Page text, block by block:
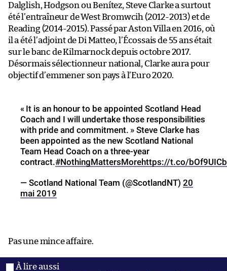
Dalglish, Hodgson ou Benítez, Steve Clarke a surtout
été l’entraîneur de West Bromwcih (2012-2013) et de
Reading (2014-2015). Passé par Aston Villa en 2016, où
il a été l’adjoint de Di Matteo, l’Écossais de 55 ans était
sur le banc de Kilmarnock depuis octobre 2017.
Désormais sélectionneur national, Clarke aura pour
objectif d’emmener son pays à l’Euro 2020.
« It is an honour to be appointed Scotland Head
Coach and I will undertake those responsibilities
with pride and commitment. » Steve Clarke has
been appointed as the new Scotland National
Team Head Coach on a three-year
contract.#NothingMattersMorehttps://t.co/
— Scotland National Team (@ScotlandNT) 20
mai 2019
Pas une mince affaire.